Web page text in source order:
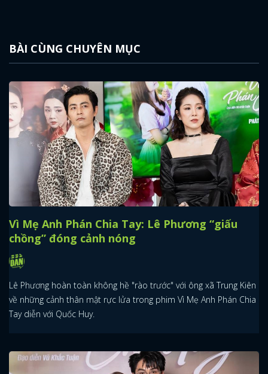
BÀI CÙNG CHUYÊN MỤC
Vì Mẹ Anh Phán Chia Tay: Lê Phương “giấu
chồng” đóng cảnh nóng
Lê Phương hoàn toàn không hề "rào trước" với ông xã Trung Kiên
về những cảnh thân mật rực lửa trong phim Vì Mẹ Anh Phán Chia
Tay diễn với Quốc Huy.